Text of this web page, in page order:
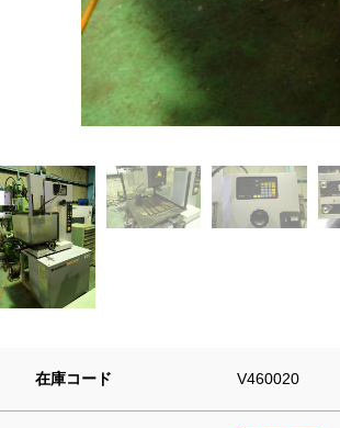
在庫コード V460020